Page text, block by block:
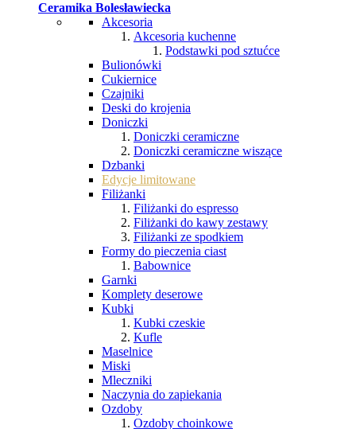
Ceramika Bolesławiecka
Akcesoria
Akcesoria kuchenne
Podstawki pod sztućce
Bulionówki
Cukiernice
Czajniki
Deski do krojenia
Doniczki
Doniczki ceramiczne
Doniczki ceramiczne wiszące
Dzbanki
Edycje limitowane
Filiżanki
Filiżanki do espresso
Filiżanki do kawy zestawy
Filiżanki ze spodkiem
Formy do pieczenia ciast
Babownice
Garnki
Komplety deserowe
Kubki
Kubki czeskie
Kufle
Maselnice
Miski
Mleczniki
Naczynia do zapiekania
Ozdoby
Ozdoby choinkowe